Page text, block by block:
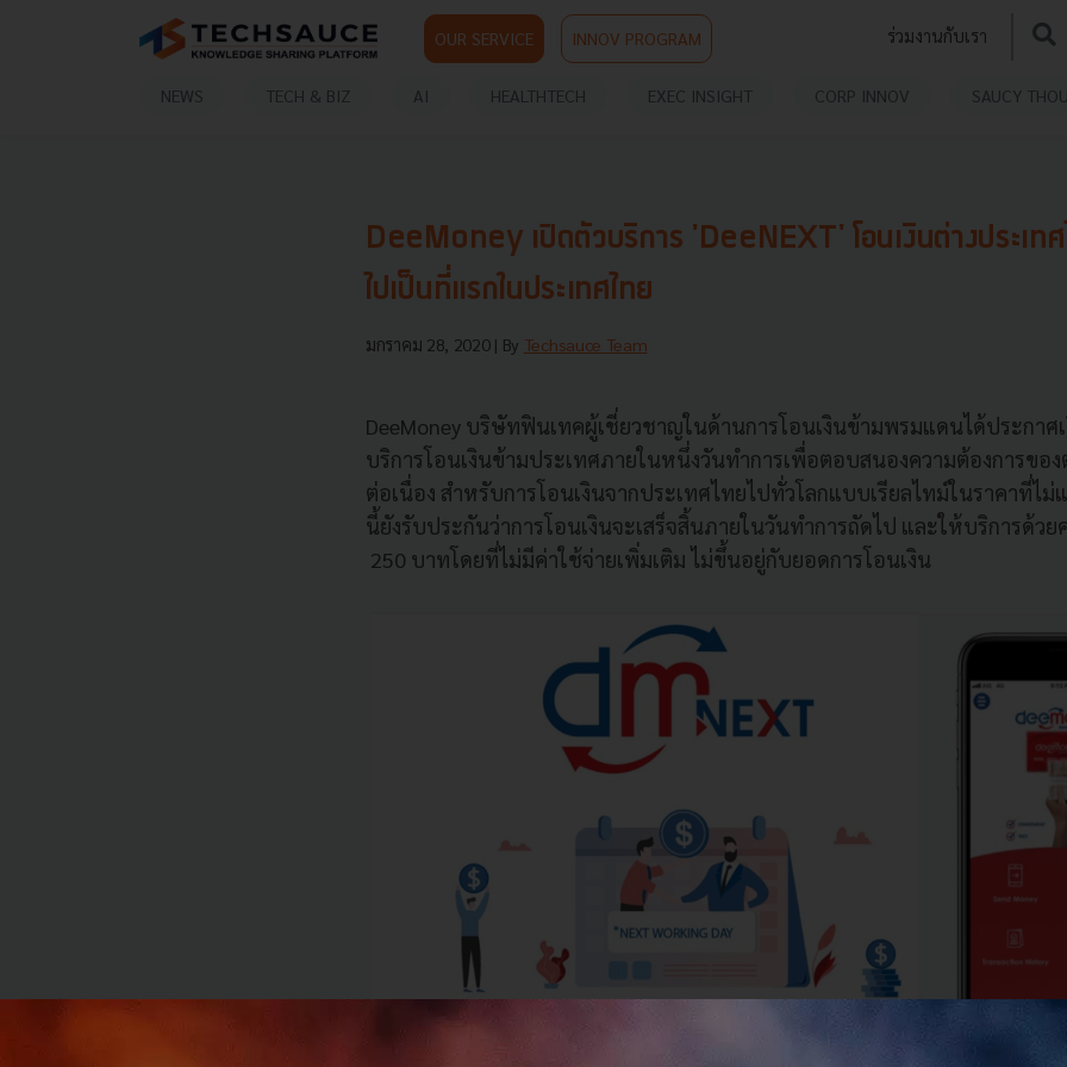
OUR SERVICE INNOV PROGRAM ร่วมงานกับเรา
NEWS TECH & BIZ AI HEALTHTECH EXEC INSIGHT CORP INNOV SAUCY
DeeMoney เปิดตัวบริการ 'DeeNEXT' โอนเงินต่างประเทศ
ไปเป็นที่แรกในประเทศไทย
มกราคม 28, 2020 | By Techsauce Team
DeeMoney บริษัทฟินเทคผู้เชี่ยวชาญในด้านการโอนเงินข้ามพรมแดนได้ประกาศเ
บริการโอนเงินข้ามประเทศภายในหนึ่งวันทำการเพื่อตอบสนองความต้องการขอ
ต่อเนื่อง สำหรับการโอนเงินจากประเทศไทยไปทั่วโลกแบบเรียลไทม์ในราคาที่ไ
นี้ยังรับประกันว่าการโอนเงินจะเสร็จสิ้นภายในวันทำการถัดไป และให้บริการด้ว
250 บาทโดยที่ไม่มีค่าใช้จ่ายเพิ่มเติม ไม่ขึ้นอยู่กับยอดการโอนเงิน